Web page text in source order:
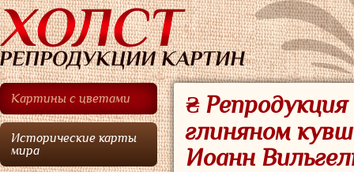
Картины с цветами
Исторические карты
мира
₴
глиняном
Иоанн